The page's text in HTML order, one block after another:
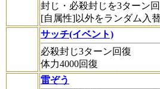
封じ・必殺封じを3ターン
[自属性]以外をランダム入
サッチ(イベント)
必殺封じ3ターン回復
体力4000回復
雷ぞう